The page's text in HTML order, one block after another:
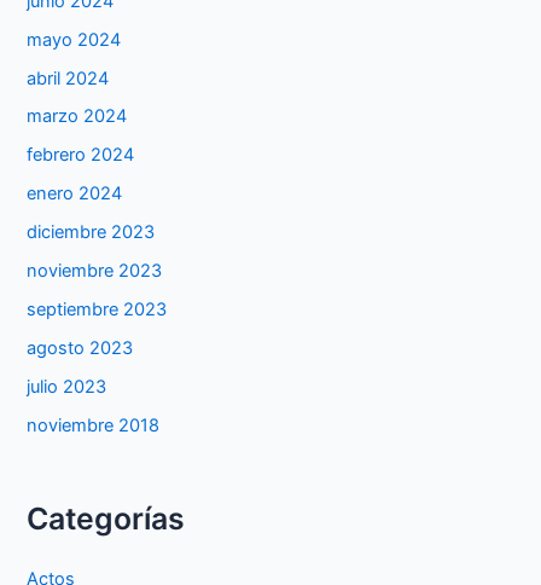
mayo 2024
abril 2024
marzo 2024
febrero 2024
enero 2024
diciembre 2023
noviembre 2023
septiembre 2023
agosto 2023
julio 2023
noviembre 2018
Categorías
Actos